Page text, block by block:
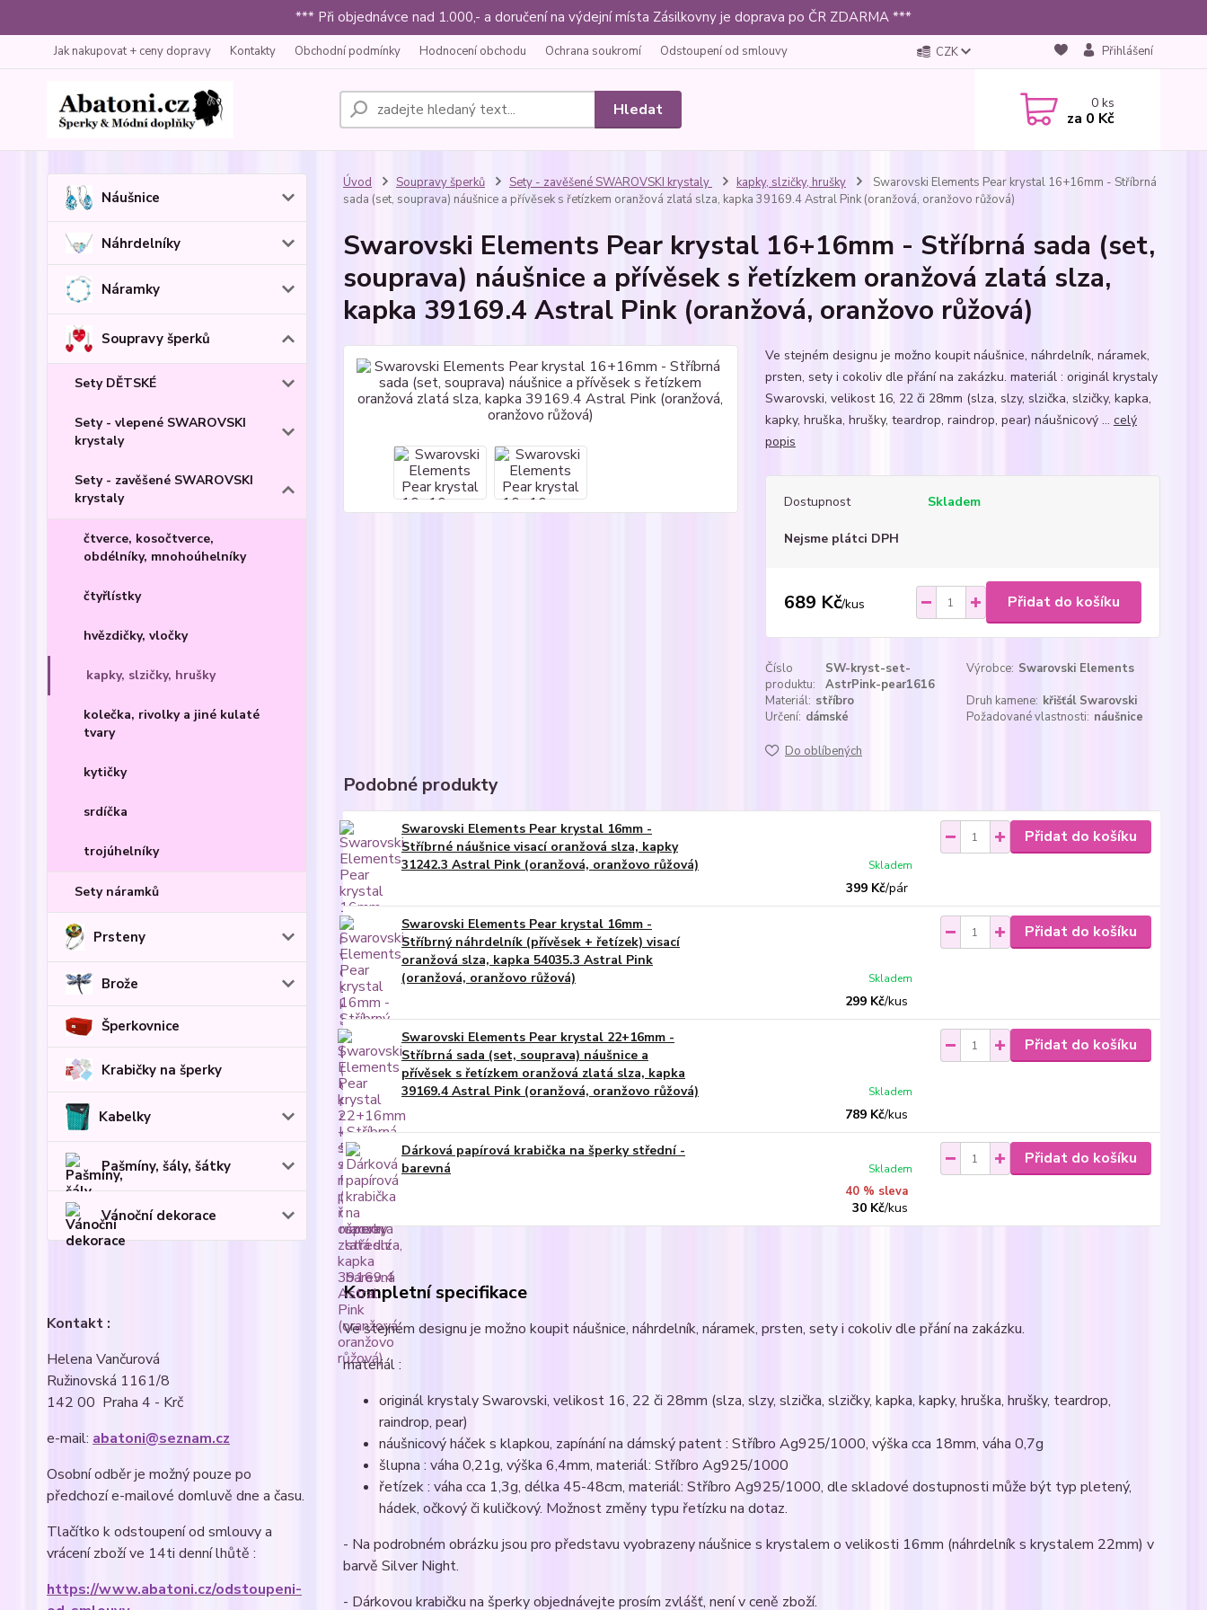
*** Při objednávce nad 1.000,- a doručení na výdejní místa Zásilkovny je doprava po ČR ZDARMA ***
Jak nakupovat + ceny dopravy Kontakty Obchodní podmínky Hodnocení obchodu Ochrana soukromí Odstoupení od smlouvy CZK Přihlášení
Hledat 0ks
za 0 Kč
Náušnice
Náhrdelníky
Náramky
Soupravy šperků
Sety DĚTSKÉ
Sety - vlepené SWAROVSKI
krystaly
Sety - zavěšené SWAROVSKI
krystaly
čtverce, kosočtverce,
obdélníky, mnohoúhelníky
čtyřlístky
hvězdičky, vločky
kapky, slzičky, hrušky
kolečka, rivolky a jiné kulaté
tvary
kytičky
srdíčka
trojúhelníky
Sety náramků
Prsteny
Brože
Šperkovnice
Krabičky na šperky
Kabelky
Pašmíny, šály, šátky
Vánoční dekorace
Kontakt :
Helena Vančurová
Ružinovská 1161/8
142 00 Praha 4 - Krč
e-mail: abatoni@seznam.cz
Osobní odběr je možný pouze po
předchozí e-mailové domluvě dne a času.
Tlačítko k odstoupení od smlouvy a
vrácení zboží ve 14ti denní lhůtě :
https://www.abatoni.cz/odstoupeni-
Úvod Soupravy šperků Sety - zavěšené SWAROVSKI krystaly kapky, slzičky, hrušky
Swarovski Elements Pear krystal 16+16mm - Stříbrná
sada (set, souprava) náušnice a přívěsek s řetízkem oranžová zlatá slza, kapka 39169.4 Astral Pink (oranžová, oranžovo růžová)
Swarovski Elements Pear krystal 16+16mm - Stříbrná sada (set,
souprava) náušnice a přívěsek s řetízkem oranžová zlatá slza,
kapka 39169.4 Astral Pink (oranžová, oranžovo růžová)
Ve stejném designu je možno koupit náušnice, náhrdelník, náramek,
prsten, sety i cokoliv dle přání na zakázku. materiál : originál krystaly
Swarovski, velikost 16, 22 či 28mm (slza, slzy, slzička, slzičky, kapka,
kapky, hruška, hrušky, teardrop, raindrop, pear) náušnicový ... celý
popis
Dostupnost Skladem
Nejsme plátci DPH
689 Kč/kus Přidat do košíku
Číslo
produktu:
SW-kryst-set-
AstrPink-pear1616
Výrobce: Swarovski Elements
Materiál: stříbro Druh kamene: křišťál Swarovski
Určení: dámské Požadované vlastnosti: náušnice
Do oblíbených
Podobné produkty
Swarovski Elements Pear krystal 16mm -
Stříbrné náušnice visací oranžová slza, kapky
31242.3 Astral Pink (oranžová, oranžovo růžová)
399 Kč/pár
Skladem
Přidat do košíku
Swarovski Elements Pear krystal 16mm -
Stříbrný náhrdelník (přívěsek + řetízek) visací
oranžová slza, kapka 54035.3 Astral Pink
(oranžová, oranžovo růžová)
299 Kč/kus
Skladem
Přidat do košíku
Swarovski Elements Pear krystal 22+16mm -
Stříbrná sada (set, souprava) náušnice a
přívěsek s řetízkem oranžová zlatá slza, kapka
39169.4 Astral Pink (oranžová, oranžovo růžová)
789 Kč/kus
Skladem
Přidat do košíku
Dárková papírová krabička na šperky střední -
barevná
40 % sleva
30 Kč/kus
Skladem
Přidat do košíku
Kompletní specifikace
Ve stejném designu je možno koupit náušnice, náhrdelník, náramek, prsten, sety i cokoliv dle přání na zakázku.
materiál :
originál krystaly Swarovski, velikost 16, 22 či 28mm (slza, slzy, slzička, slzičky, kapka, kapky, hruška, hrušky, teardrop,
raindrop, pear)
náušnicový háček s klapkou, zapínání na dámský patent : Stříbro Ag925/1000, výška cca 18mm, váha 0,7g
šlupna : váha 0,21g, výška 6,4mm, materiál: Stříbro Ag925/1000
řetízek : váha cca 1,3g, délka 45-48cm, materiál: Stříbro Ag925/1000, dle skladové dostupnosti může být typ pletený,
hádek, očkový či kuličkový. Možnost změny typu řetízku na dotaz.
- Na podrobném obrázku jsou pro představu vyobrazeny náušnice s krystalem o velikosti 16mm (náhrdelník s krystalem 22mm) v
barvě Silver Night.
- Dárkovou krabičku na šperky objednávejte prosím zvlášť, není v ceně zboží.